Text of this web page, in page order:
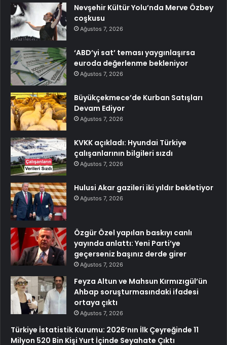
Nevşehir Kültür Yolu’nda Merve Özbey
coşkusu
Ağustos 7, 2026
‘ABD’yi sat’ teması yaygınlaşırsa
euroda değerlenme bekleniyor
Ağustos 7, 2026
Büyükçekmece’de Kurban Satışları
Devam Ediyor
Ağustos 7, 2026
KVKK açıkladı: Hyundai Türkiye
çalışanlarının bilgileri sızdı
Ağustos 7, 2026
Hulusi Akar gazileri iki yıldır bekletiyor
Ağustos 7, 2026
Özgür Özel yapılan baskıyı canlı
yayında anlattı: Yeni Parti’ye
geçerseniz başınız derde girer
Ağustos 7, 2026
Feyza Altun ve Mahsun Kırmızıgül’ün
Ahbap soruşturmasındaki ifadesi
ortaya çıktı
Ağustos 7, 2026
Türkiye İstatistik Kurumu: 2026’nın İlk Çeyreğinde 11
Milyon 520 Bin Kişi Yurt İçinde Seyahate Çıktı